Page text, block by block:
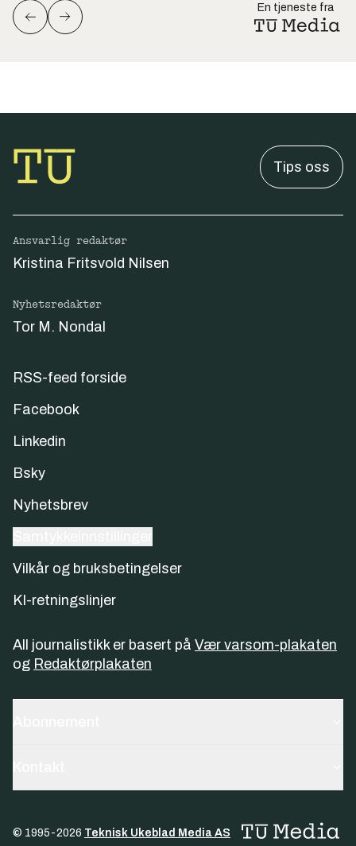
En tjeneste fra
Tips oss
Ansvarlig redaktør
Kristina Fritsvold Nilsen
Nyhetsredaktør
Tor M. Nondal
RSS-feed forside
Facebook
Linkedin
Bsky
Nyhetsbrev
Vilkår og bruksbetingelser
KI-retningslinjer
All journalistikk er basert på Vær varsom-plakaten
og Redaktørplakaten
© 1995-2026 Teknisk Ukeblad Media AS